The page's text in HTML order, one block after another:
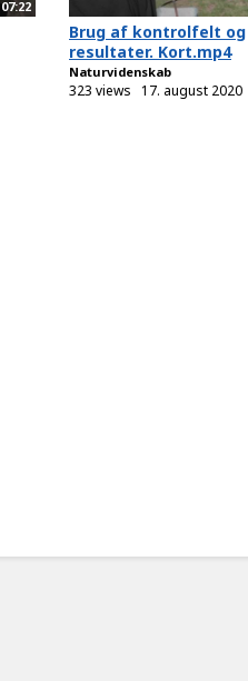
07:22
Brug af kontrolfelt og
resultater. Kort.mp4
Naturvidenskab
323 views 17. august 2020